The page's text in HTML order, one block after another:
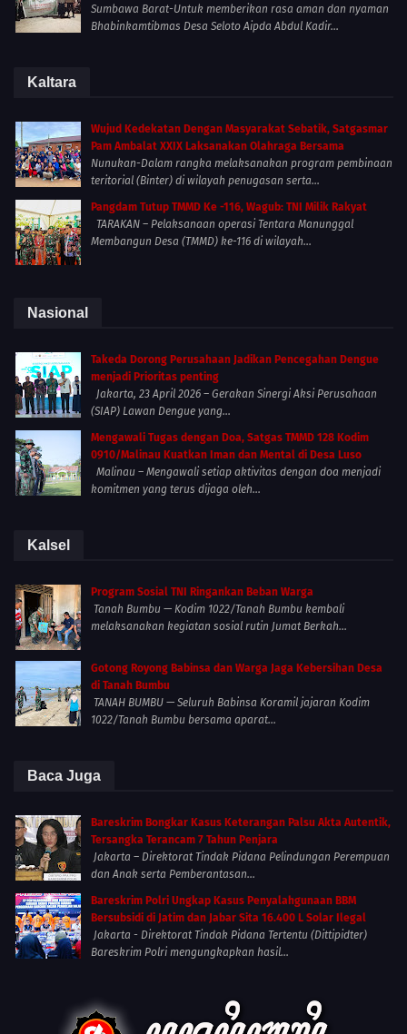
Sumbawa Barat-Untuk memberikan rasa aman dan nyaman
Bhabinkamtibmas Desa Seloto Aipda Abdul Kadir...
Kaltara
Wujud Kedekatan Dengan Masyarakat Sebatik, Satgasmar
Pam Ambalat XXIX Laksanakan Olahraga Bersama
Nunukan-Dalam rangka melaksanakan program pembinaan
teritorial (Binter) di wilayah penugasan serta...
Pangdam Tutup TMMD Ke -116, Wagub: TNI Milik Rakyat
TARAKAN – Pelaksanaan operasi Tentara Manunggal
Membangun Desa (TMMD) ke-116 di wilayah...
Nasional
Takeda Dorong Perusahaan Jadikan Pencegahan Dengue
menjadi Prioritas penting
Jakarta, 23 April 2026 – Gerakan Sinergi Aksi Perusahaan
(SIAP) Lawan Dengue yang...
Mengawali Tugas dengan Doa, Satgas TMMD 128 Kodim
0910/Malinau Kuatkan Iman dan Mental di Desa Luso
Malinau – Mengawali setiap aktivitas dengan doa menjadi
komitmen yang terus dijaga oleh...
Kalsel
Program Sosial TNI Ringankan Beban Warga
Tanah Bumbu — Kodim 1022/Tanah Bumbu kembali
melaksanakan kegiatan sosial rutin Jumat Berkah...
Gotong Royong Babinsa dan Warga Jaga Kebersihan Desa
di Tanah Bumbu
TANAH BUMBU — Seluruh Babinsa Koramil jajaran Kodim
1022/Tanah Bumbu bersama aparat...
Baca Juga
Bareskrim Bongkar Kasus Keterangan Palsu Akta Autentik,
Tersangka Terancam 7 Tahun Penjara
Jakarta – Direktorat Tindak Pidana Pelindungan Perempuan
dan Anak serta Pemberantasan...
Bareskrim Polri Ungkap Kasus Penyalahgunaan BBM
Bersubsidi di Jatim dan Jabar Sita 16.400 L Solar Ilegal
Jakarta - Direktorat Tindak Pidana Tertentu (Dittipidter)
Bareskrim Polri mengungkapkan hasil...